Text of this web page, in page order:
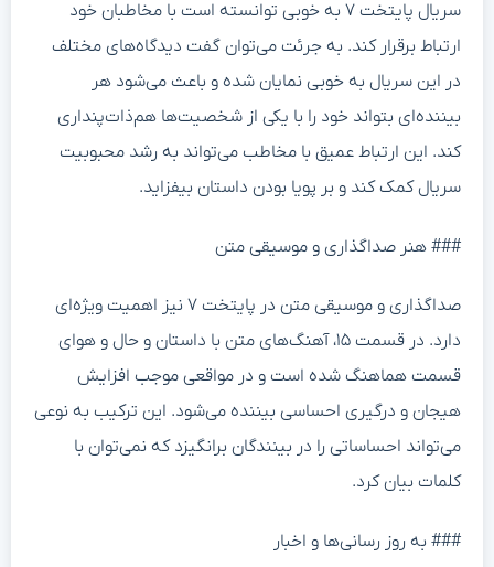
سریال پایتخت ۷ به خوبی توانسته است با مخاطبان خود
ارتباط برقرار کند. به جرئت می‌توان گفت دیدگاه‌های مختلف
در این سریال به خوبی نمایان شده و باعث می‌شود هر
بیننده‌ای بتواند خود را با یکی از شخصیت‌ها هم‌ذات‌پنداری
کند. این ارتباط عمیق با مخاطب می‌تواند به رشد محبوبیت
سریال کمک کند و بر پویا بودن داستان بیفزاید.
### هنر صداگذاری و موسیقی متن
صداگذاری و موسیقی متن در پایتخت ۷ نیز اهمیت ویژه‌ای
دارد. در قسمت ۱۵، آهنگ‌های متن با داستان و حال و هوای
قسمت هماهنگ شده است و در مواقعی موجب افزایش
هیجان و درگیری احساسی بیننده می‌شود. این ترکیب به نوعی
می‌تواند احساساتی را در بینندگان برانگیزد که نمی‌توان با
کلمات بیان کرد.
### به روز رسانی‌ها و اخبار